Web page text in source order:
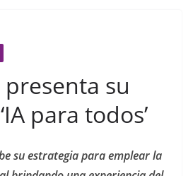
su
para todos’
su estrategia para emplear la